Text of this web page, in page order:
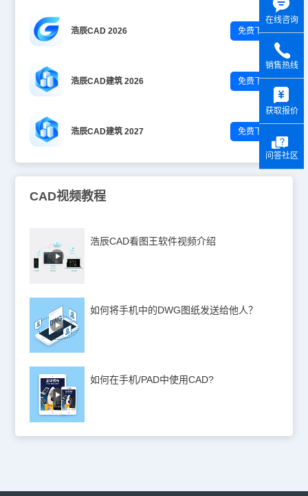
浩辰CAD 2026 免费下载
浩辰CAD建筑 2026 免费下载
浩辰CAD建筑 2027 免费下载
CAD视频教程
浩辰CAD看图王软件视频介绍
如何将手机中的DWG图纸发送给他人？
如何在手机/PAD中使用CAD?
在线咨询
销售热线
获取报价
问答社区